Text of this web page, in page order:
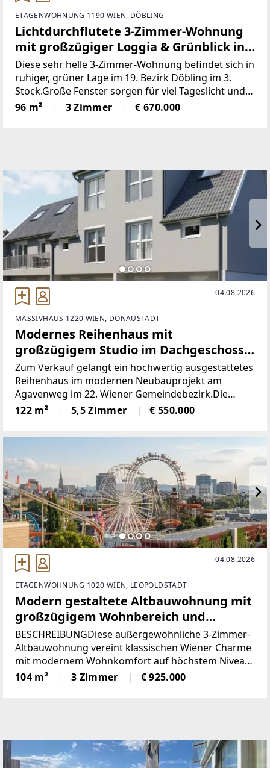
ETAGENWOHNUNG 1190 WIEN, DÖBLING
Lichtdurchflutete 3-Zimmer-Wohnung
mit großzügiger Loggia & Grünblick in
bester Döblinger Lage!
Diese sehr helle 3-Zimmer-Wohnung befindet sich in
ruhiger, grüner Lage im 19. Bezirk Döbling im 3.
Stock.Große Fenster sorgen für viel Tageslicht und
eine freundliche Wohnatmosphäre mit schönem
Grünblick.Der Wohnbereich besteht aus einem
96 m² 3 Zimmer € 670.000
04.08.2026
MASSIVHAUS 1220 WIEN, DONAUSTADT
Modernes Reihenhaus mit
großzügigem Studio im Dachgeschoss |
Erstbezug | 1220 Wien!
Zum Verkauf gelangt ein hochwertig ausgestattetes
Reihenhaus im modernen Neubauprojekt am
Agavenweg im 22. Wiener Gemeindebezirk.Die
Immobilie überzeugt durch eine durchdachte
Raumaufteilung über drei Ebenen, großzügige
122 m² 5,5 Zimmer € 550.000
04.08.2026
ETAGENWOHNUNG 1020 WIEN, LEOPOLDSTADT
Modern gestaltete Altbauwohnung mit
großzügigem Wohnbereich und
südseitigen Außenflächen
BESCHREIBUNGDiese außergewöhnliche 3-Zimmer-
Altbauwohnung vereint klassischen Wiener Charme
mit modernem Wohnkomfort auf höchstem Niveau
und könnte schon bald Ihr neues Zuhause sein.Die
durchdachte Raumaufteilung schafft ein
104 m² 3 Zimmer € 925.000